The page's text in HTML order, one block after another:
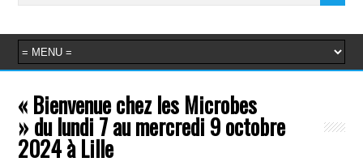
« Bienvenue chez les Microbes
» du lundi 7 au mercredi 9 octobre
2024 à Lille